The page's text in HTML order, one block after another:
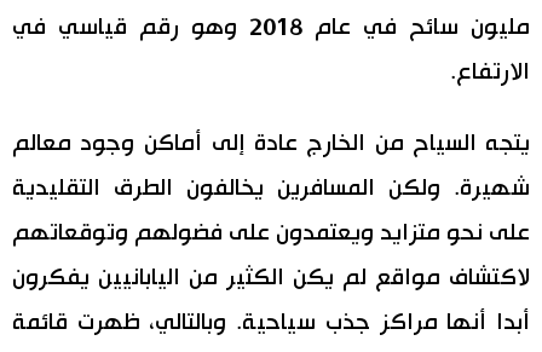
مليون سائح في عام 2018 وهو رقم قياسي في
الارتفاع.
يتجه السياح من الخارج عادة إلى أماكن وجود معالم
شهيرة. ولكن المسافرين يخالفون الطرق التقليدية
على نحو متزايد ويعتمدون على فضولهم وتوقعاتهم
لاكتشاف مواقع لم يكن الكثير من اليابانيين يفكرون
أبدا أنها مراكز جذب سياحية. وبالتالي، ظهرت قائمة